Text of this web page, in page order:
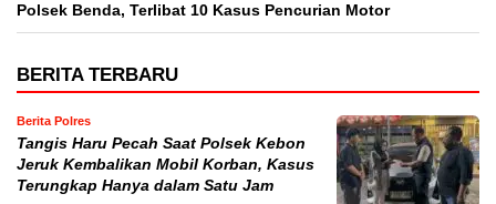
Polsek Benda, Terlibat 10 Kasus Pencurian Motor
BERITA TERBARU
Berita Polres
Tangis Haru Pecah Saat Polsek Kebon
Jeruk Kembalikan Mobil Korban, Kasus
Terungkap Hanya dalam Satu Jam